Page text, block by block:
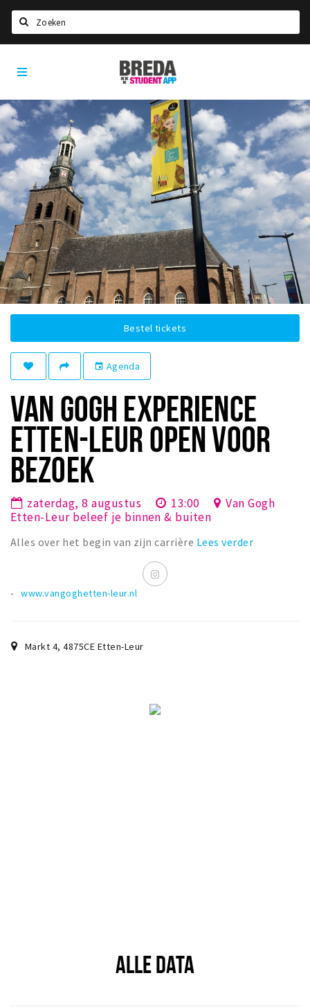
HOME
STUDEREN
Voel je thuis in Breda | GoodMood
Welkom in Breda
Studentenverenigingen
Studentenraad
Studentenroutes
New in town? Check FAQ!
WONEN
Woonruimte
Zorgverzekering
Huisarts en eerste hulp
Q&A
KORTING
Breda Student Shop
Draai aan het rad!
VRIJE TIJD
Sport
Uitjes & activiteiten
Breda
Student
Bestel tickets
event Agenda
VAN GOGH EXPERIENCE
ETTEN-LEUR OPEN VOOR
BEZOEK
zaterdag, 8 augustus 13:00
Van Gogh
Etten-Leur beleef je binnen & buiten
Alles over het begin van zijn carrière Lees verder
www.vangoghetten-leur.nl
Markt 4,4875CE Etten-Leur
ALLE DATA